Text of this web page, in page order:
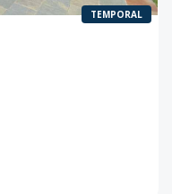
TEMPORAL